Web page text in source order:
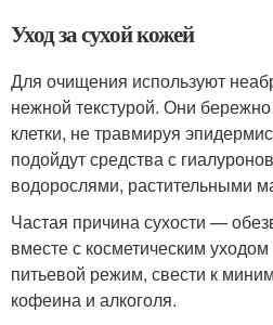
Уход за сухой кожей
Для очищения используют
нежной текстурой. Они
клетки, не травмируя
подойдут средства с
водорослями, растительными
Частая причина сухости —
вместе с косметическим
питьевой режим, свести к
кофеина и алкоголя.